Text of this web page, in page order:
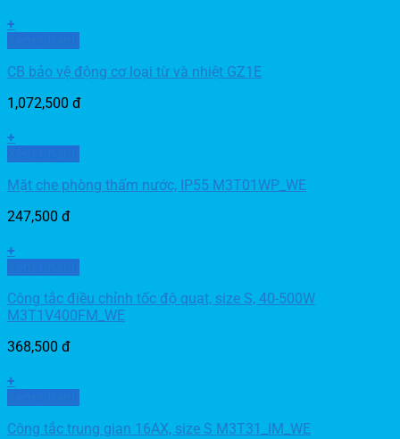
+
CB bảo vệ động cơ loại từ và nhiệt GZ1E
1,072,500 đ
+
Mặt che phòng thấm nước, IP55 M3T01WP_WE
247,500 đ
+
Công tắc điều chỉnh tốc độ quạt, size S, 40-500W
M3T1V400FM_WE
368,500 đ
+
Công tắc trung gian 16AX, size S M3T31_IM_WE